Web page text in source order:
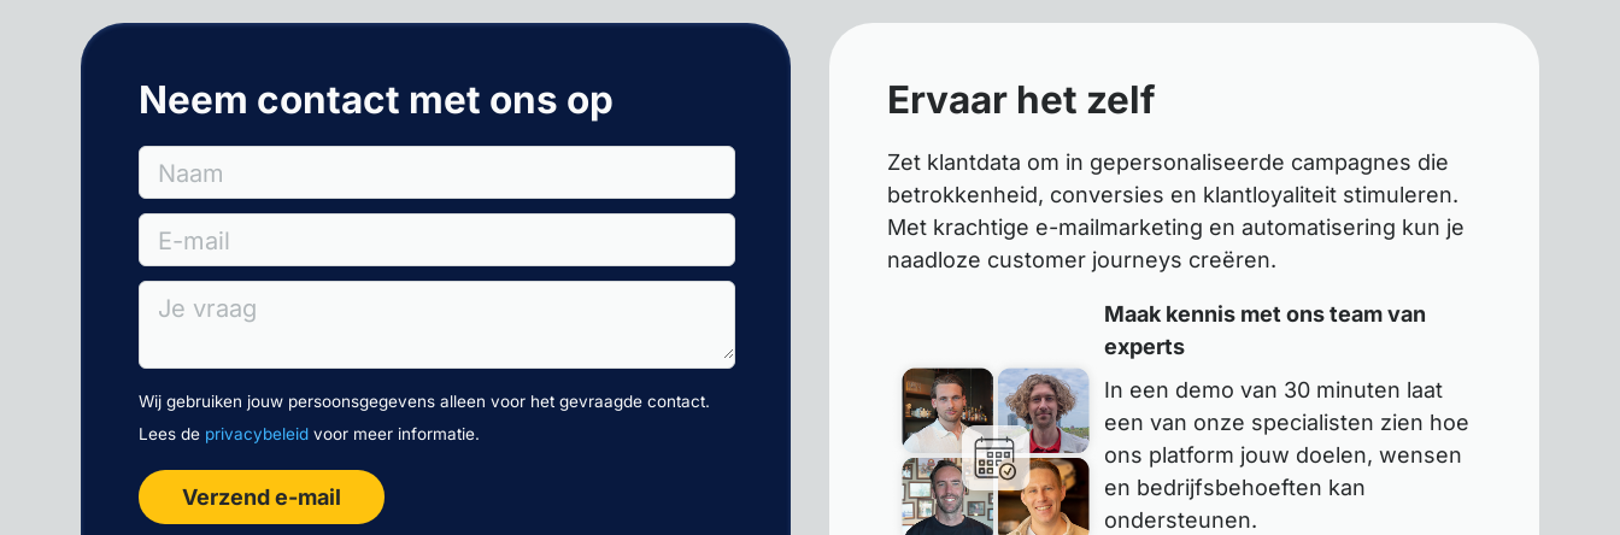
Neem contact met ons op
Naam
E-mail
Je vraag
Wij gebruiken jouw persoonsgegevens alleen voor het gevraagde contact.
Lees de privacybeleidvoor meer informatie.
Verzend e-mail
Ervaar het zelf
Zet klantdata om in gepersonaliseerde campagnes die
betrokkenheid, conversies en klantloyaliteit stimuleren.
Met krachtige e-mailmarketing en automatisering kun je
naadloze customer journeys creëren.
Maak kennis met ons team van
experts
In een demo van 30 minuten laat
een van onze specialisten zien hoe
ons platform jouw doelen, wensen
en bedrijfsbehoeften kan
ondersteunen.